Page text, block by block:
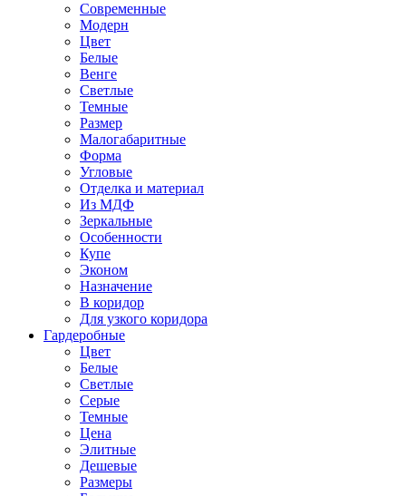
Современные
Модерн
Цвет
Белые
Венге
Светлые
Темные
Размер
Малогабаритные
Форма
Угловые
Отделка и материал
Из МДФ
Зеркальные
Особенности
Купе
Эконом
Назначение
В коридор
Для узкого коридора
Гардеробные
Цвет
Белые
Светлые
Серые
Темные
Цена
Элитные
Дешевые
Размеры